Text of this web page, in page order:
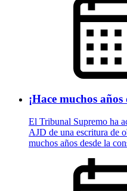
¡Hace muchos
El Tribunal Supremo ha
AJD de una escritura de
muchos años desde la